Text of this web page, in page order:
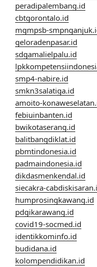
peradipalembang.id
cbtgorontalo.id
mgmpsb-
geloradenpasar.id
sdgamalielpalu.id
smp4-nabire.id
smkn3salatiga.id
amoito-
febiuinbanten.id
bwikotaserang.id
balitbangdiklat.id
pbmtindonesia.id
padmaindonesia.id
dikdasmenkendal.id
siecakra-
humprosingkawang.id
pdgikarawang.id
covid19-socmed.id
identikkominfo.id
budidana.id
kolompendidikan.id